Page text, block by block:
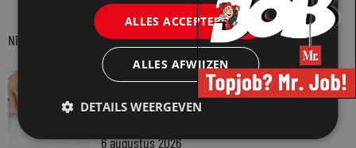
Nieuwste berichten
JURIDISCH NIEUWS
Aantal notariële akten na topmaand in juni
6 augustus 2026
ALLES ACCEPTEREN
ALLES AFWIJZEN
DETAILS WEERGEVEN